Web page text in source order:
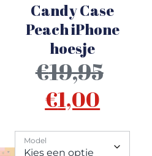
Candy Case
Peach iPhone
hoesje
€19,95
€1,00
Model